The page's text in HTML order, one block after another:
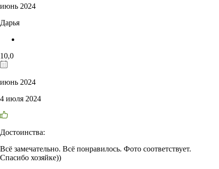
июнь 2024
Дарья
10,0
июнь 2024
4 июля 2024
Достоинства:
Всё замечательно. Всё понравилось. Фото соответствует.
Спасибо хозяйке))